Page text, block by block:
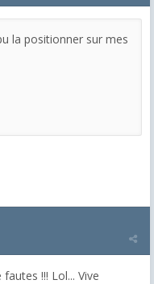
la positionner sur mes
!!! Lol... Vive